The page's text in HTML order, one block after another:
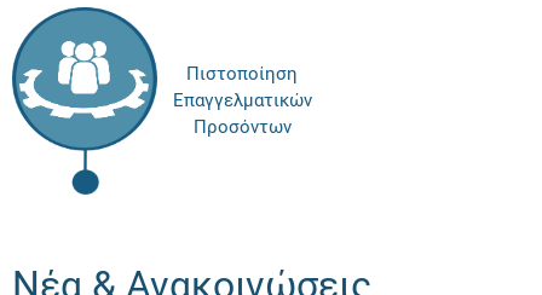
Πιστοποίηση
Επαγγελματικών
Προσόντων
Νέα & Ανακοινώσεις